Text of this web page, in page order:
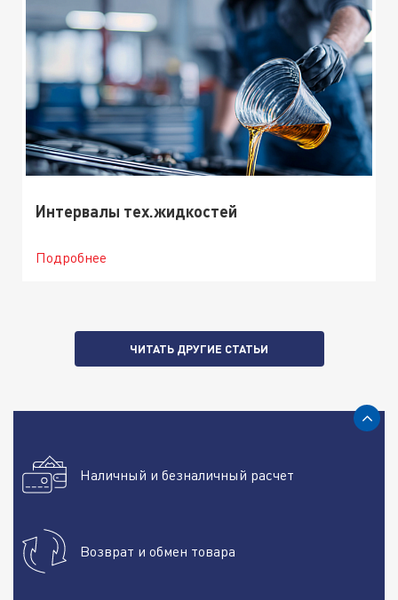
Интервалы тех.жидкостей
Подробнее
ЧИТАТЬ ДРУГИЕ СТАТЬИ
Наличный и безналичный расчет
Возврат и обмен товара